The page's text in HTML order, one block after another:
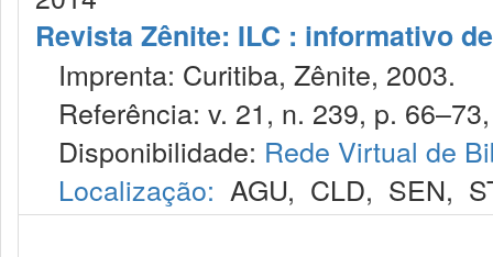
Revista Zênite: ILC : informativo
Imprenta: Curitiba, Zênite, 2003.
Referência: v. 21, n. 239, p.
Disponibilidade: Rede Virtual de
Localização: AGU, CLD, SEN,